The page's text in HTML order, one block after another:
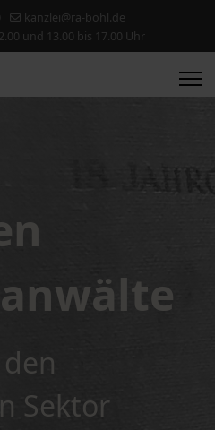
kanzlei@ra-bohl.de
und 13.00 bis 17.00 Uhr
den
Sektor